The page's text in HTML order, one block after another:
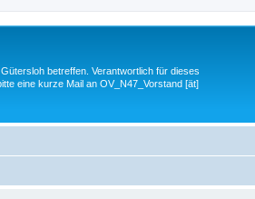
betreffen. Verantwortlich für dieses
eine kurze Mail an OV_N47_Vorstand [ät]